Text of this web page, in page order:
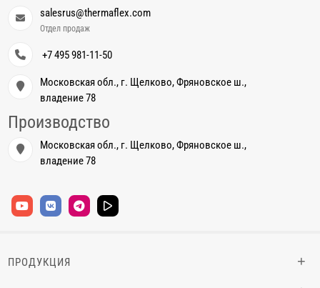
salesrus@thermaflex.com
Отдел продаж
+7 495 981-11-50
Московская обл., г. Щелково, Фряновское ш.,
владение 78
Производство
Московская обл., г. Щелково, Фряновское ш.,
владение 78
ПРОДУКЦИЯ +